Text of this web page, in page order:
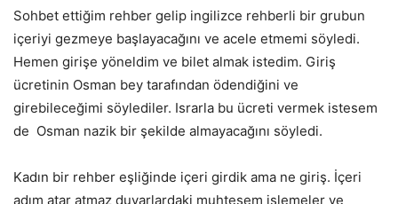
Sohbet ettiğim rehber gelip ingilizce rehberli bir grubun
içeriyi gezmeye başlayacağını ve acele etmemi söyledi.
Hemen girişe yöneldim ve bilet almak istedim. Giriş
ücretinin Osman bey tarafından ödendiğini ve
girebileceğimi söylediler. Israrla bu ücreti vermek istesem
de Osman nazik bir şekilde almayacağını söyledi.
Kadın bir rehber eşliğinde içeri girdik ama ne giriş. İçeri
adım atar atmaz duvarlardaki muhteşem işlemeler ve